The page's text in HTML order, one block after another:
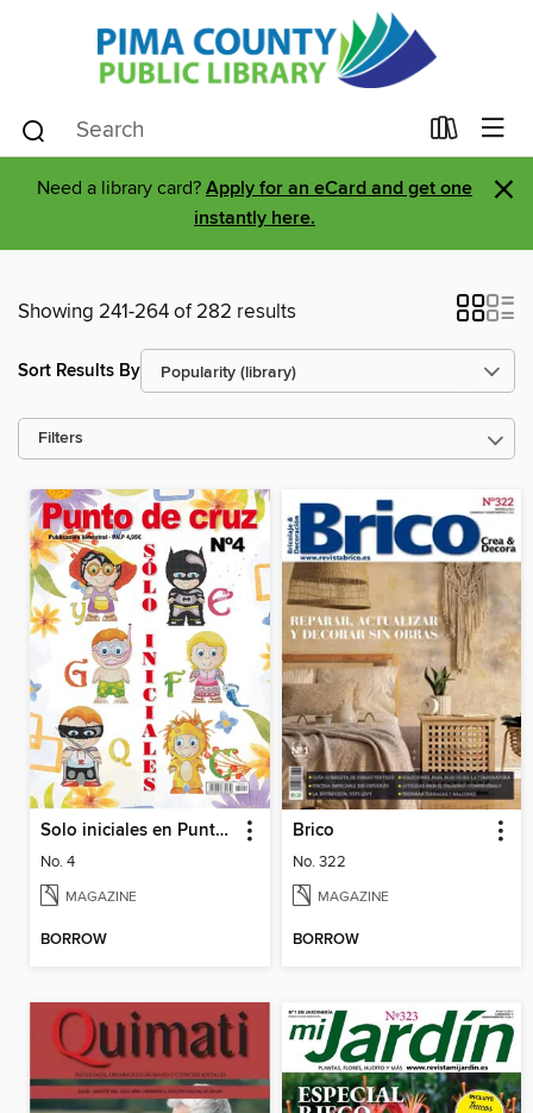
Need a library card? Apply for an eCard and get one
instantly here.
×
Showing 241-264 of 282 results
Sort Results By
Filters
Solo iniciales en Punto de Cruz
No. 4
MAGAZINE
BORROW
Brico
No. 322
MAGAZINE
BORROW